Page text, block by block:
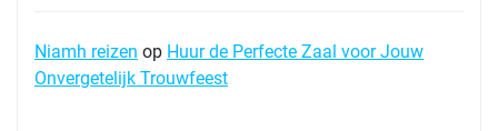
Niamh reizen op Huur de Perfecte Zaal voor Jouw
Onvergetelijk Trouwfeest